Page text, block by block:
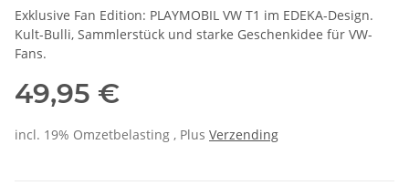
Exklusive Fan Edition: PLAYMOBIL VW T1 im EDEKA-Design.
Kult-Bulli, Sammlerstück und starke Geschenkidee für VW-
Fans.
49,95 €
incl. 19% Omzetbelasting , Plus Verzending